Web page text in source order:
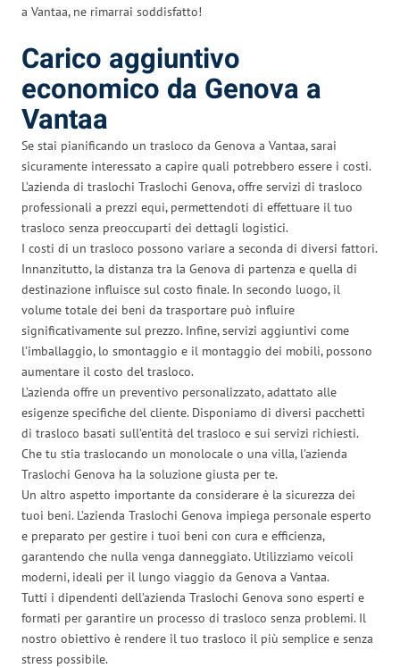
a Vantaa, ne rimarrai soddisfatto!
Carico aggiuntivo
economico da Genova a
Vantaa
Se stai pianificando un trasloco da Genova a Vantaa, sarai
sicuramente interessato a capire quali potrebbero essere i costi.
L’azienda di traslochi Traslochi Genova, offre servizi di trasloco
professionali a prezzi equi, permettendoti di effettuare il tuo
trasloco senza preoccuparti dei dettagli logistici.
I costi di un trasloco possono variare a seconda di diversi fattori.
Innanzitutto, la distanza tra la Genova di partenza e quella di
destinazione influisce sul costo finale. In secondo luogo, il
volume totale dei beni da trasportare può influire
significativamente sul prezzo. Infine, servizi aggiuntivi come
l’imballaggio, lo smontaggio e il montaggio dei mobili, possono
aumentare il costo del trasloco.
L’azienda offre un preventivo personalizzato, adattato alle
esigenze specifiche del cliente. Disponiamo di diversi pacchetti
di trasloco basati sull’entità del trasloco e sui servizi richiesti.
Che tu stia traslocando un monolocale o una villa, l’azienda
Traslochi Genova ha la soluzione giusta per te.
Un altro aspetto importante da considerare è la sicurezza dei
tuoi beni. L’azienda Traslochi Genova impiega personale esperto
e preparato per gestire i tuoi beni con cura e efficienza,
garantendo che nulla venga danneggiato. Utilizziamo veicoli
moderni, ideali per il lungo viaggio da Genova a Vantaa.
Tutti i dipendenti dell’azienda Traslochi Genova sono esperti e
formati per garantire un processo di trasloco senza problemi. Il
nostro obiettivo è rendere il tuo trasloco il più semplice e senza
stress possibile.